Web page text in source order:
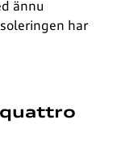
ännu
har